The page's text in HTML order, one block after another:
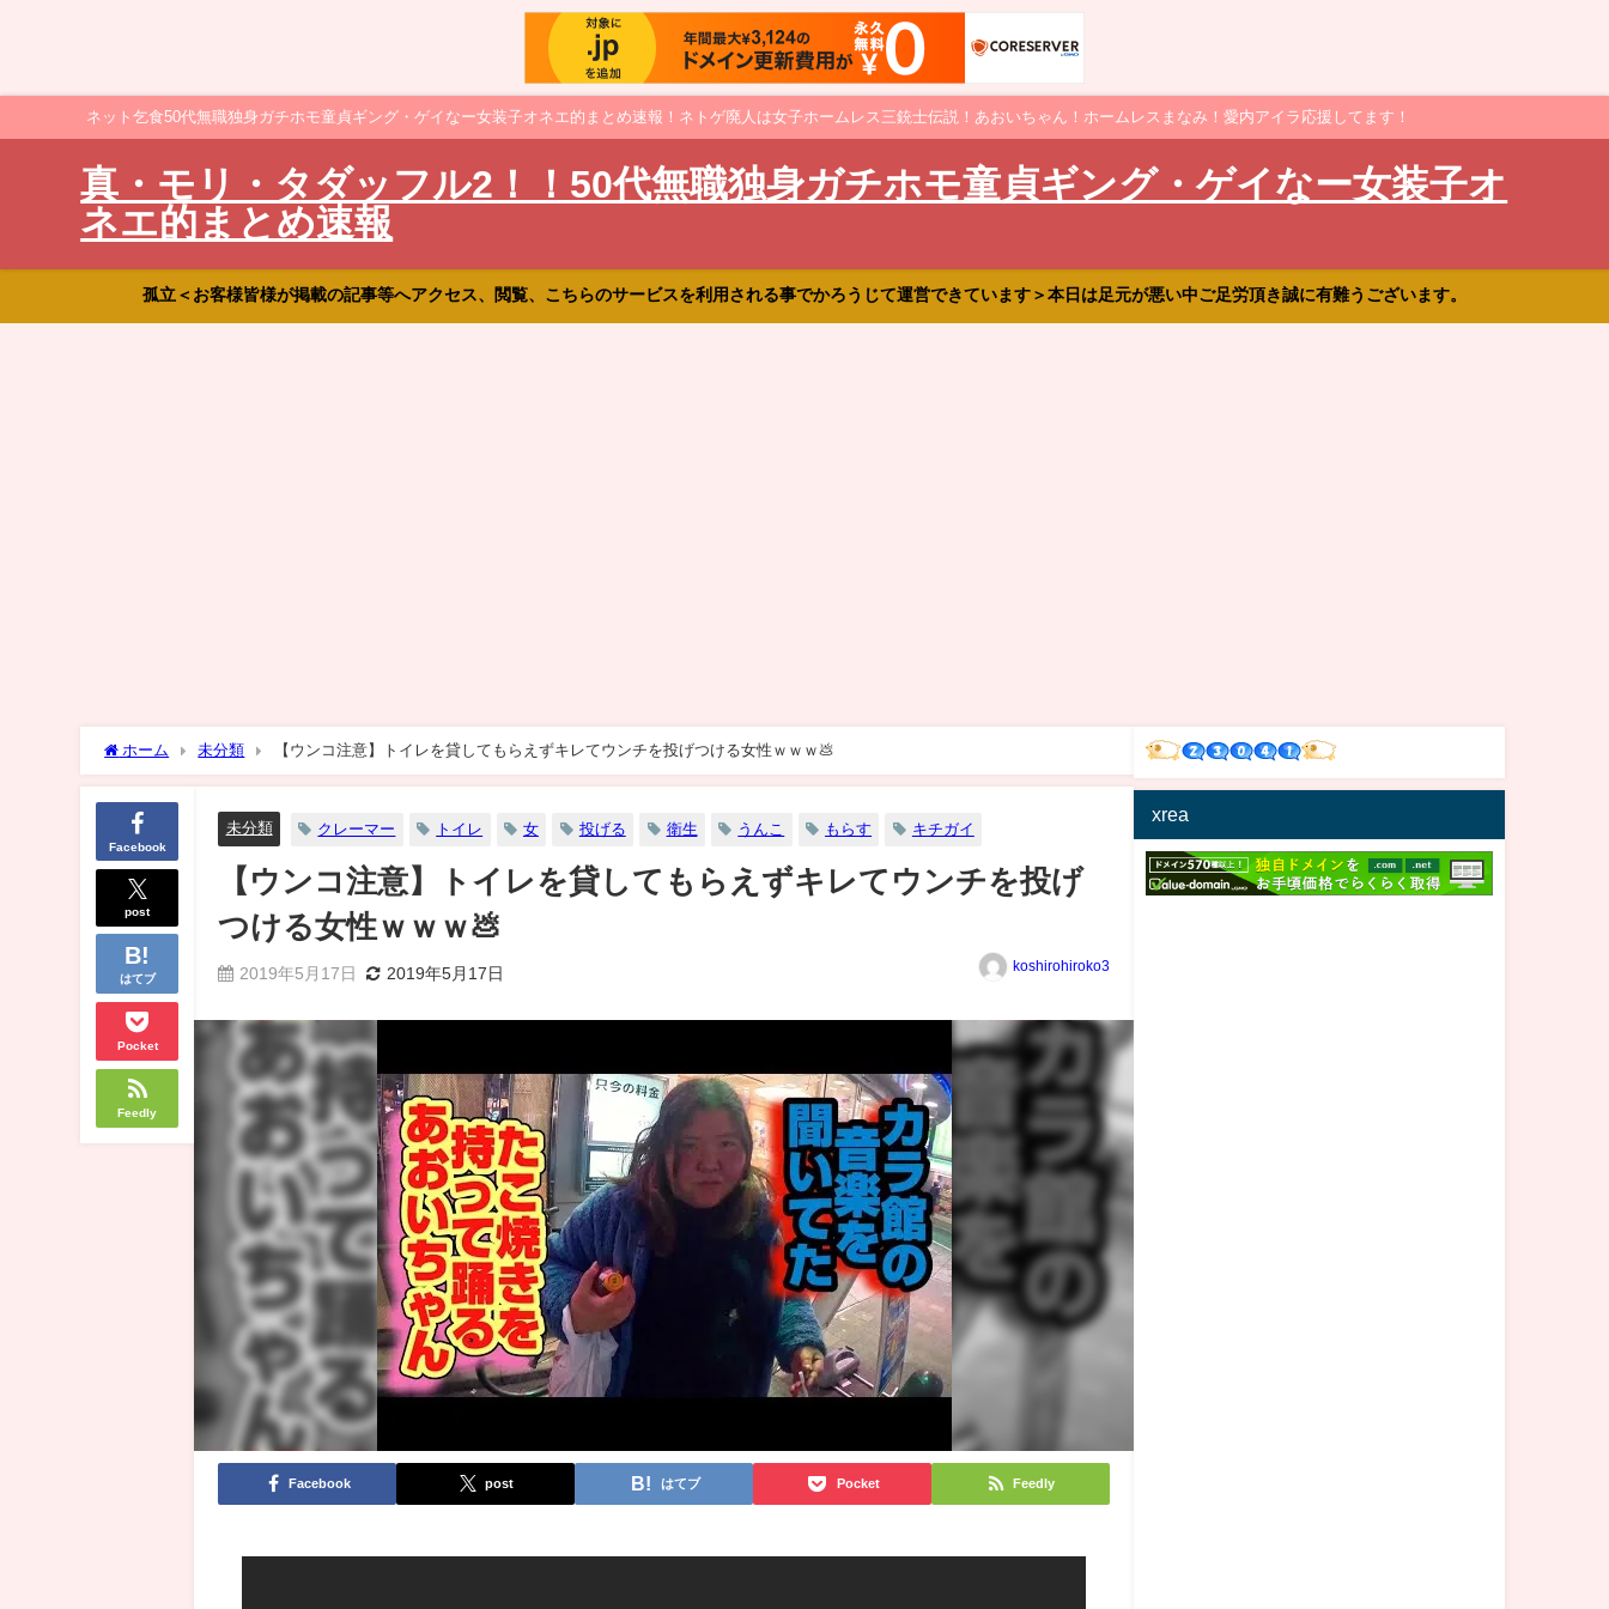
ネット乞食50代無職独身ガチホモ童貞ギング・ゲイなー女装子オネエ的まとめ速報！ネトゲ廃人は女子ホームレス三銃士伝説！あおいちゃん！ホームレスまなみ！愛内アイラ応援してます！
真・モリ・タダッフル2！！50代無職独身ガチホモ童貞ギング・ゲイなー女装子オ
ネエ的まとめ速報
孤立＜お客様皆様が掲載の記事等へアクセス、閲覧、こちらのサービスを利用される事でかろうじて運営できています＞本日は足元が悪い中ご足労頂き誠に有難うございます。
ホーム 未分類 【ウンコ注意】トイレを貸してもらえずキレてウンチを投げつける女性ｗｗｗ💩
Facebook
post
はてブ
Pocket
Feedly
未分類 クレーマー トイレ 女 投げる 衛生 うんこ もらす キチガイ
【ウンコ注意】トイレを貸してもらえずキレてウンチを投げ
つける女性ｗｗｗ💩
2019年5月17日 2019年5月17日 koshirohiroko3
Facebook post はてブ Pocket Feedly
xrea